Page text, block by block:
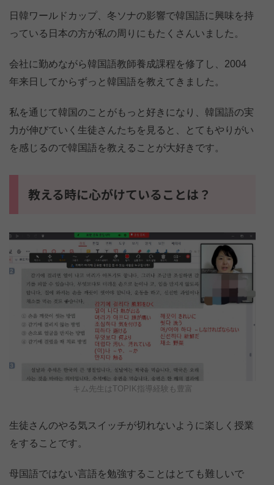
日韓ワールドカップ、冬ソナの影響で韓国語に興味を持
っている日本の方が私の周りにもたくさんいました。
会社に勤めながら韓国語教師養成課程を修了し、2004
年来日してからずっと韓国語を教えてきました。
私を通じて韓国のことがもっと好きになり、韓国語の実
力が伸びていく生徒さんたちを見ると、とてもやりがい
を感じるので韓国語を教えることが大好きです。
教える時に心がけていることは？
キム先生はTOPIK指導経験も豊富
生徒さんのやる気スイッチが切れないように楽しく授業
をすることです。
母国語ではない言語を勉強することはとても難しいで